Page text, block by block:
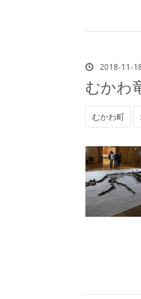
2018-11 -
むかわ
むかわ町